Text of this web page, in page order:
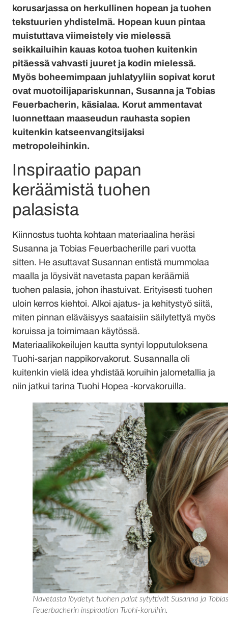
korusarjassa on herkullinen hopean ja tuohen
tekstuurien yhdistelmä. Hopean kuun pintaa
muistuttava viimeistely vie mielessä
seikkailuihin kauas kotoa tuohen kuitenkin
pitäessä vahvasti juuret ja kodin mielessä.
Myös boheemimpaan juhlatyyliin sopivat korut
ovat muotoilijapariskunnan, Susanna ja Tobias
Feuerbacherin, käsialaa. Korut ammentavat
luonnettaan maaseudun rauhasta sopien
kuitenkin katseenvangitsijaksi
metropoleihinkin.
Inspiraatio papan
keräämistä tuohen
palasista
Kiinnostus tuohta kohtaan materiaalina heräsi
Susanna ja Tobias Feuerbacherille pari vuotta
sitten. He asuttavat Susannan entistä mummolaa
maalla ja löysivät navetasta papan keräämiä
tuohen palasia, johon ihastuivat. Erityisesti tuohen
uloin kerros kiehtoi. Alkoi ajatus- ja kehitystyö siitä,
miten pinnan eläväisyys saataisiin säilytettyä myös
koruissa ja toimimaan käytössä.
Materiaalikokeilujen kautta syntyi lopputuloksena
Tuohi-sarjan nappikorvakorut. Susannalla oli
kuitenkin vielä idea yhdistää koruihin jalometallia ja
niin jatkui tarina Tuohi Hopea -korvakoruilla.
Navetasta löydetyt tuohen palat sytyttivät Susanna ja Tobias
Feuerbacherin inspiraation Tuohi-koruihin.